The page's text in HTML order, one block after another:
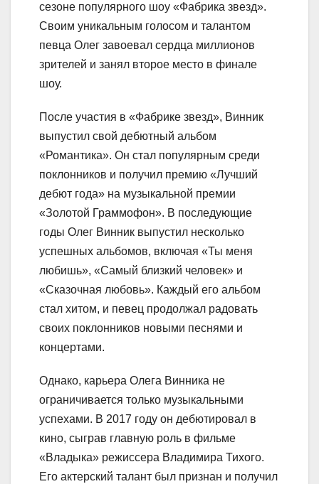
сезоне популярного шоу «Фабрика звезд».
Своим уникальным голосом и талантом
певца Олег завоевал сердца миллионов
зрителей и занял второе место в финале
шоу.
После участия в «Фабрике звезд», Винник
выпустил свой дебютный альбом
«Романтика». Он стал популярным среди
поклонников и получил премию «Лучший
дебют года» на музыкальной премии
«Золотой Граммофон». В последующие
годы Олег Винник выпустил несколько
успешных альбомов, включая «Ты меня
любишь», «Самый близкий человек» и
«Сказочная любовь». Каждый его альбом
стал хитом, и певец продолжал радовать
своих поклонников новыми песнями и
концертами.
Однако, карьера Олега Винника не
ограничивается только музыкальными
успехами. В 2017 году он дебютировал в
кино, сыграв главную роль в фильме
«Владыка» режиссера Владимира Тихого.
Его актерский талант был признан и получил